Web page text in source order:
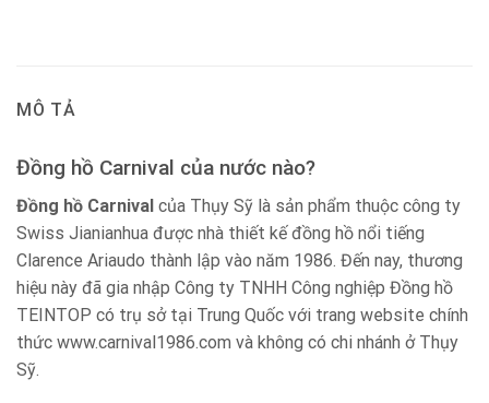
MÔ TẢ
Đồng hồ Carnival của nước nào?
Đồng hồ Carnival của Thụy Sỹ là sản phẩm thuộc công ty
Swiss Jianianhua được nhà thiết kế đồng hồ nổi tiếng
Clarence Ariaudo thành lập vào năm 1986. Đến nay, thương
hiệu này đã gia nhập Công ty TNHH Công nghiệp Đồng hồ
TEINTOP có trụ sở tại Trung Quốc với trang website chính
thức www.carnival1986.com và không có chi nhánh ở Thụy
Sỹ.